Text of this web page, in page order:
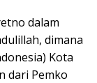
dalam
dimana
Kota
dari Pemko